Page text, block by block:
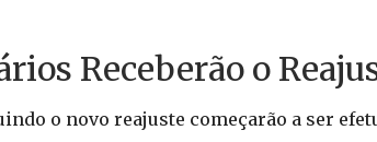
Receberão o
o novo reajuste começarão a ser